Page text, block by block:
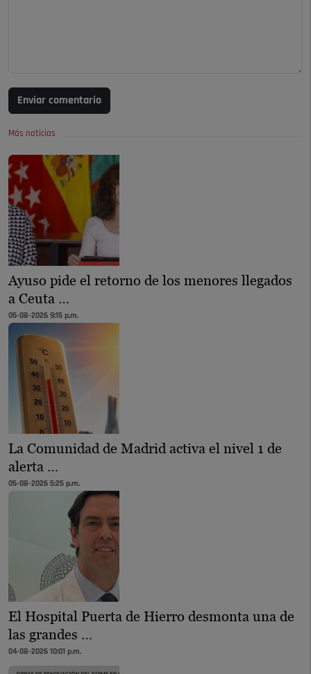
Enviar comentario
Más noticias
Ayuso pide el retorno de los menores llegados
a Ceuta …
05-08-2026 9:15 p.m.
La Comunidad de Madrid activa el nivel 1 de
alerta …
05-08-2026 5:25 p.m.
El Hospital Puerta de Hierro desmonta una de
las grandes …
04-08-2026 10:01 p.m.